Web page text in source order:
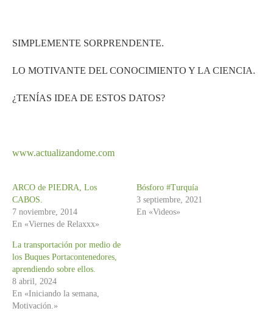
SIMPLEMENTE SORPRENDENTE.
LO MOTIVANTE DEL CONOCIMIENTO Y LA CIENCIA.
¿TENÍAS IDEA DE ESTOS DATOS?
www.actualizandome.com
ARCO de PIEDRA, Los
CABOS.
7 noviembre, 2014
En «Viernes de Relaxxx»
Bósforo #Turquía
3 septiembre, 2021
En «Videos»
La transportación por medio de
los Buques Portacontenedores,
aprendiendo sobre ellos.
8 abril, 2024
En «Iniciando la semana,
Motivación.»